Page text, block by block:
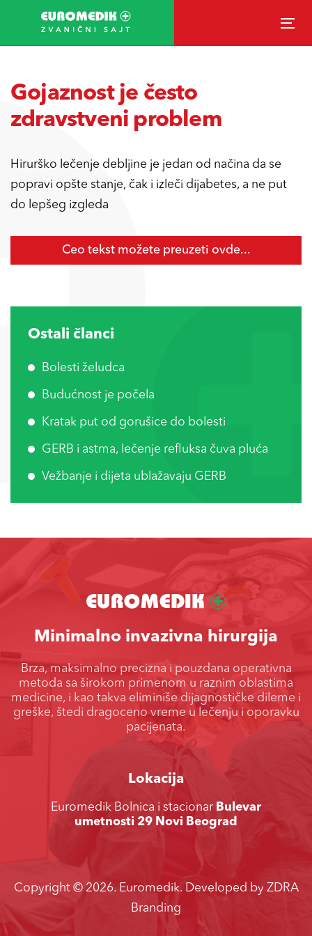
Skip
Skip
to
Gojaznost je često
zdravstveni problem
Hirurško lečenje debljine je jedan od načina da se
popravi opšte stanje, čak i izleči dijabetes, a ne put
do lepšeg izgleda
Ceo tekst možete preuzeti ovde...
Ostali članci
Bolesti želudca
Budućnost je počela
Kratak put od gorušice do bolesti
GERB i astma, lečenje refluksa čuva pluća
Vežbanje i dijeta ublažavaju GERB
Minimalno invazivna hirurgija
Brza, maksimalno precizna i pouzdana operativna
metoda sa širokom primenom u raznim oblastima
medicine, i kao takva eliminiše dijagnostičke dileme i
greške, štedi dragoceno vreme u lečenju i oporavku
pacijenata.
Lokacija
Euromedik Bolnica i stacionar Bulevar
umetnosti 29 Novi Beograd
Copyright © 2026. Euromedik. Developed by ZDRA
Branding